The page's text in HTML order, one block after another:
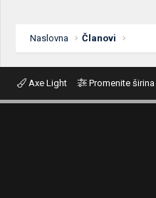
Naslovna Članovi
Axe Light Promenite širina